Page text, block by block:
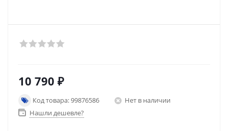
10 790 ₽
Код товара: 99876586
Нет в наличии
Нашли дешевле?